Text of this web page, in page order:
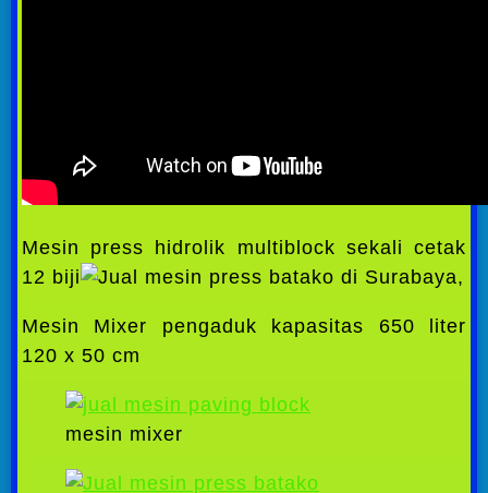
Mesin press hidrolik multiblock sekali cetak
12 biji
Mesin Mixer pengaduk kapasitas 650 liter
120 x 50 cm
mesin mixer